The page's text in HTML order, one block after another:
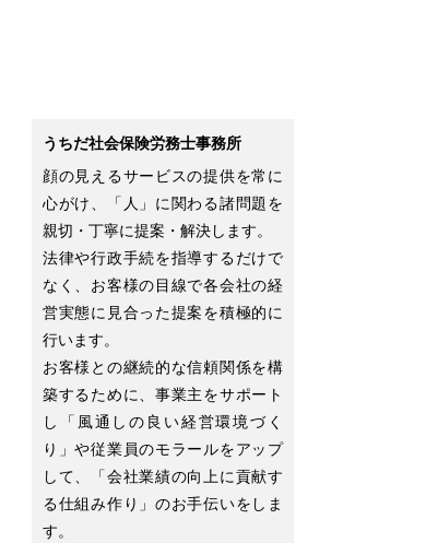
うちだ社会保険労務士事務所
顔の見えるサービスの提供を常に
心がけ、「人」に関わる諸問題を
親切・丁寧に提案・解決します。
法律や行政手続を指導するだけで
なく、お客様の目線で各会社の経
営実態に見合った提案を積極的に
行います。
お客様との継続的な信頼関係を構
築するために、事業主をサポート
し「風通しの良い経営環境づく
り」や従業員のモラールをアップ
して、「会社業績の向上に貢献す
る仕組み作り」のお手伝いをしま
す。